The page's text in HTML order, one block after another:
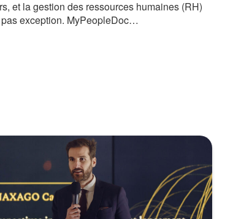
et la gestion des ressources humaines (RH)
pas exception. MyPeopleDoc…